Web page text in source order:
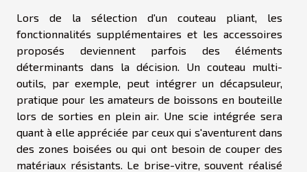
Lors de la sélection d'un couteau pliant, les
fonctionnalités supplémentaires et les accessoires
proposés deviennent parfois des éléments
déterminants dans la décision. Un couteau multi-
outils, par exemple, peut intégrer un décapsuleur,
pratique pour les amateurs de boissons en bouteille
lors de sorties en plein air. Une scie intégrée sera
quant à elle appréciée par ceux qui s'aventurent dans
des zones boisées ou qui ont besoin de couper des
matériaux résistants. Le brise-vitre, souvent réalisé